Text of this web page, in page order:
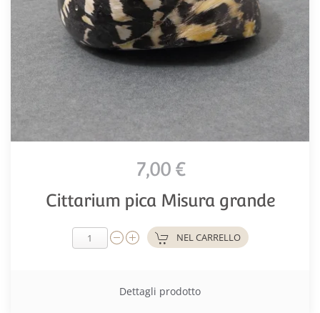
7,00 €
Cittarium pica Misura grande
NEL CARRELLO
Dettagli prodotto